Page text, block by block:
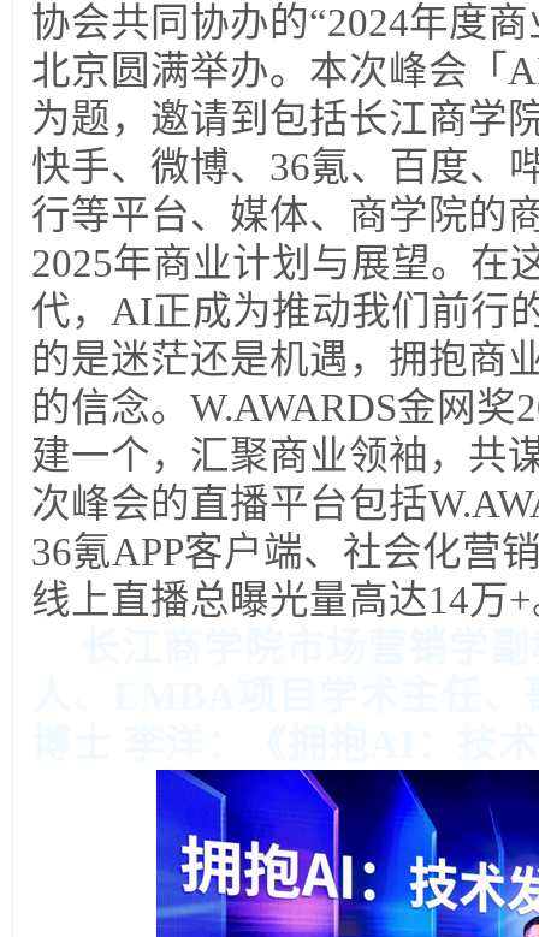
协会共同协办的“2024年度
北京圆满举办。本次峰会「
为题，邀请到包括长江商学
快手、微博、36氪、百度、
行等平台、媒体、商学院的
2025年商业计划与展望。在
代，AI正成为推动我们前行
的是迷茫还是机遇，拥抱商
的信念。W.AWARDS金网奖
建一个，汇聚商业领袖，共
次峰会的直播平台包括
36氪APP客户端、社会化营
线上直播总曝光量高达14万